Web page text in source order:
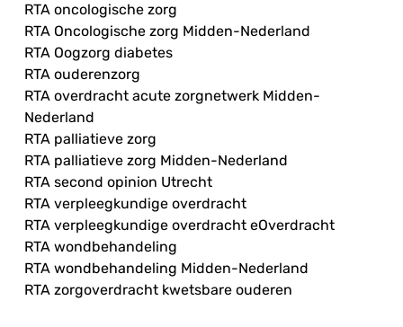
RTA oncologische zorg
RTA Oncologische zorg Midden-Nederland
RTA Oogzorg diabetes
RTA ouderenzorg
RTA overdracht acute zorgnetwerk Midden-
Nederland
RTA palliatieve zorg
RTA palliatieve zorg Midden-Nederland
RTA second opinion Utrecht
RTA verpleegkundige overdracht
RTA verpleegkundige overdracht eOverdracht
RTA wondbehandeling
RTA wondbehandeling Midden-Nederland
RTA zorgoverdracht kwetsbare ouderen